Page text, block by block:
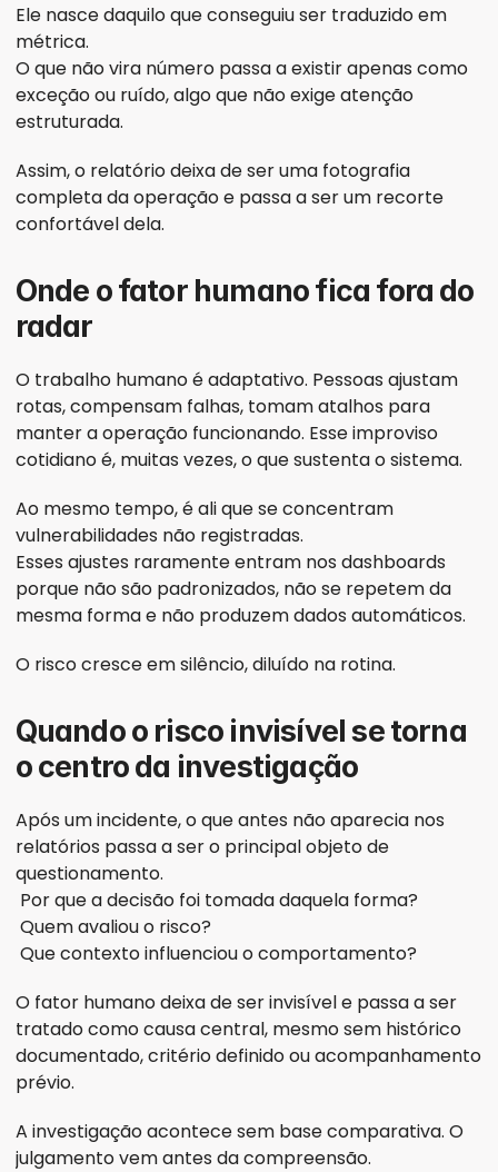
Ele nasce daquilo que conseguiu ser traduzido em
métrica.
O que não vira número passa a existir apenas como
exceção ou ruído, algo que não exige atenção
estruturada.
Assim, o relatório deixa de ser uma fotografia
completa da operação e passa a ser um recorte
confortável dela.
Onde o fator humano fica fora do
radar
O trabalho humano é adaptativo. Pessoas ajustam
rotas, compensam falhas, tomam atalhos para
manter a operação funcionando. Esse improviso
cotidiano é, muitas vezes, o que sustenta o sistema.
Ao mesmo tempo, é ali que se concentram
vulnerabilidades não registradas.
Esses ajustes raramente entram nos dashboards
porque não são padronizados, não se repetem da
mesma forma e não produzem dados automáticos.
O risco cresce em silêncio, diluído na rotina.
Quando o risco invisível se torna
o centro da investigação
Após um incidente, o que antes não aparecia nos
relatórios passa a ser o principal objeto de
questionamento.
Por que a decisão foi tomada daquela forma?
Quem avaliou o risco?
Que contexto influenciou o comportamento?
O fator humano deixa de ser invisível e passa a ser
tratado como causa central, mesmo sem histórico
documentado, critério definido ou acompanhamento
prévio.
A investigação acontece sem base comparativa. O
julgamento vem antes da compreensão.